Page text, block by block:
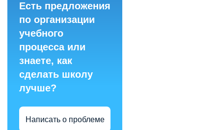
Есть предложения
по организации
учебного
процесса или
знаете, как
сделать школу
лучше?
Написать о проблеме